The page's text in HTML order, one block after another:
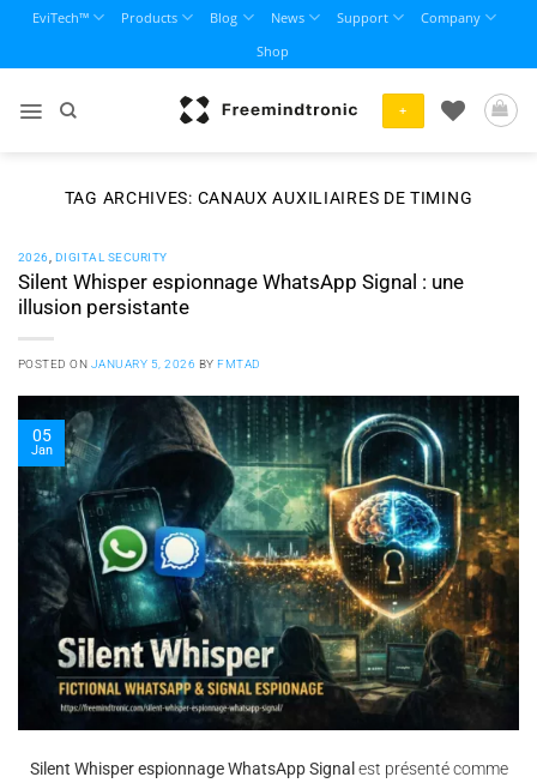
content
EviTech™ Products Blog News Support
Company
Shop
+
TAG ARCHIVES: CANAUX AUXILIAIRES DE TIMING
2026 DIGITAL SECURITY
Silent Whisper espionnage WhatsApp Signal : une
illusion persistante
POSTED ON JANUARY 5, 2026 BYFMTAD
05
Jan
Silent Whisper espionnage WhatsApp Signal est présenté comme